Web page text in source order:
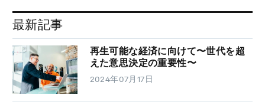
最新記事
再生可能な経済に向けて〜世代を超
えた意思決定の重要性〜
2024年07月17日